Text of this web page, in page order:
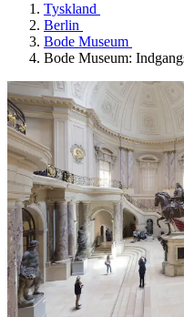
Tyskland
Berlin
Bode Museum
Bode Museum: